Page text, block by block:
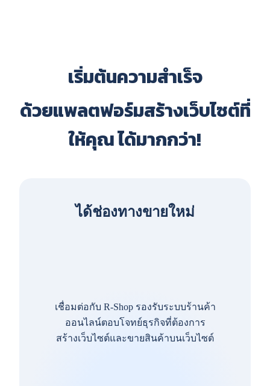
เริ่มต้นความสำเร็จ
ด้วยแพลตฟอร์มสร้างเว็บไซต์ที่
ให้คุณ ได้มากกว่า!
ได้ช่องทางขายใหม่
เชื่อมต่อกับ R-Shop รองรับระบบร้านค้า
ออนไลน์ตอบโจทย์ธุรกิจที่ต้องการ
สร้างเว็บไซต์และขายสินค้าบนเว็บไซต์